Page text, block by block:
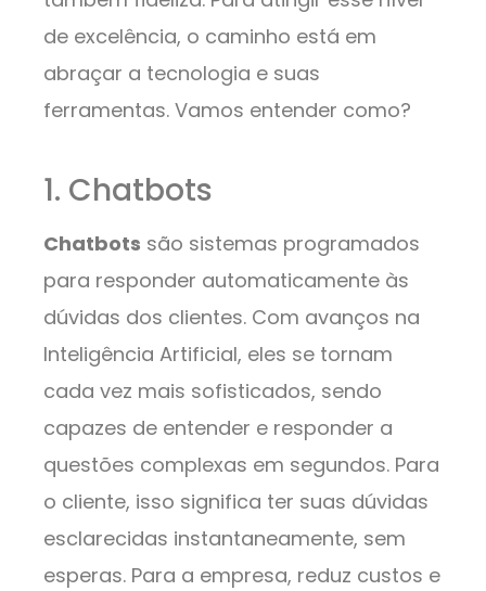
de excelência, o caminho está em
abraçar a tecnologia e suas
ferramentas. Vamos entender como?
1. Chatbots
Chatbots são sistemas programados
para responder automaticamente às
dúvidas dos clientes. Com avanços na
Inteligência Artificial, eles se tornam
cada vez mais sofisticados, sendo
capazes de entender e responder a
questões complexas em segundos. Para
o cliente, isso significa ter suas dúvidas
esclarecidas instantaneamente, sem
esperas. Para a empresa, reduz custos e